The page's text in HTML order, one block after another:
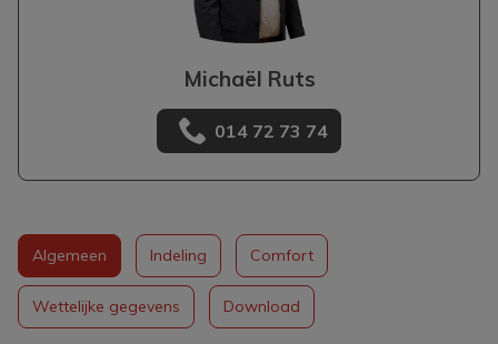
Michaël Ruts
014 72 73 74
Algemeen Indeling Comfort
Wettelijke gegevens Download